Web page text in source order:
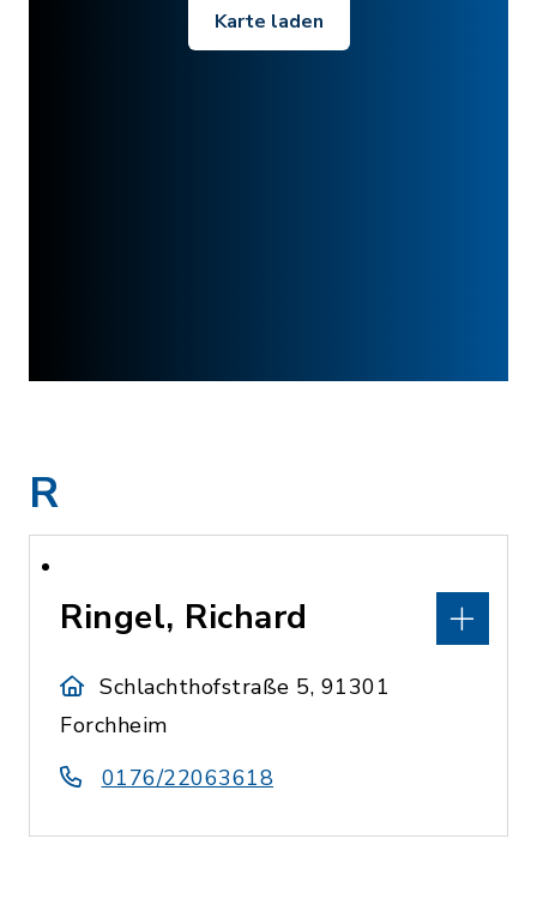
Karte laden
R
Ringel, Richard
Schlachthofstraße 5, 91301
Forchheim
0176/22063618